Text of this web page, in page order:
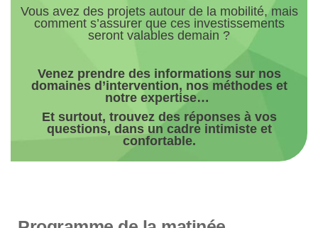
Vous avez des projets autour de la mobilité, mais
comment s’assurer que ces investissements
seront valables demain ?
Venez prendre des informations sur nos
domaines d’intervention, nos méthodes et
notre expertise…
Et surtout, trouvez des réponses à vos
questions, dans un cadre intimiste et
confortable.